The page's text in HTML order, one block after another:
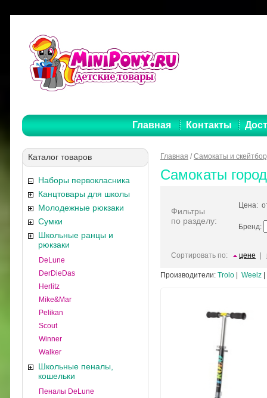
Главная Контакты
Каталог товаров
Наборы первокласника
Канцтовары для школы
Молодежные рюкзаки
Сумки
Школьные ранцы и
рюкзаки
DeLune
DerDieDas
Herlitz
Mike&Mar
Pelikan
Scout
Winner
Walker
Школьные пеналы,
кошельки
Пеналы DeLune
Главная /Самокаты и
Самокаты
Фильтры
по разделу:
Цена:
Бренд:
Сортировать по: цене
Производители: Trolo Weelz